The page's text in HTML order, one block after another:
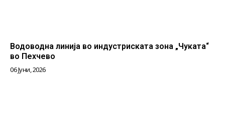
Водоводна линија во индустриската зона „Чуката“
во Пехчево
06 Јуни, 2026